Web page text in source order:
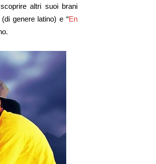
altri suoi brani
genere latino) e “En